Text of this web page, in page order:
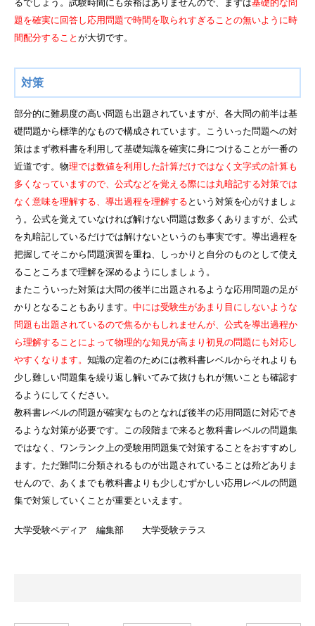
るでしょう。試験時間にも余裕はありませんので、まずは基礎的な問
題を確実に回答し応用問題で時間を取られすぎることの無いように時
間配分すること が大切です。
対策
部分的に難易度の高い問題も出題されていますが、各大問の前半は基
礎問題から標準的なもので構成されています。こういった問題への対
策はまず教科書を利用して基礎知識を確実に身につけることが一番の
近道です。物理では数値を利用した計算だけではなく文字式の計算も
多くなっていますので、公式などを覚える際には丸暗記する対策では
なく意味を理解する、導出過程を理解する という対策を心がけましょ
う。公式を覚えていなければ解けない問題は数多くありますが、公式
を丸暗記しているだけでは解けないというのも事実です。導出過程を
把握してそこから問題演習を重ね、しっかりと自分のものとして使え
ることころまで理解を深めるようにしましょう。
またこういった対策は大問の後半に出題されるような応用問題の足が
かりとなることもあります。 中には受験生があまり目にしないような
問題も出題されているので焦るかもしれませんが、公式を導出過程か
ら理解することによって物理的な知見が高まり初見の問題にも対応し
やすくなります。 知識の定着のためには教科書レベルからそれよりも
少し難しい問題集を繰り返し解いてみて抜けもれが無いことも確認す
るようにしてください。
教科書レベルの問題が確実なものとなれば後半の応用問題に対応でき
るような対策が必要です。この段階まで来ると教科書レベルの問題集
ではなく、ワンランク上の受験用問題集で対策することをおすすめし
ます。ただ難問に分類されるものが出題されていることは殆どありま
せんので、あくまでも教科書よりも少しむずかしい応用レベルの問題
集で対策していくことが重要といえます。
大学受験ペディア 編集部 大学受験テラス